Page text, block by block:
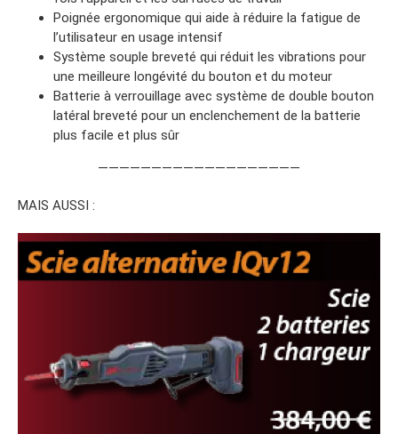
Poignée ergonomique qui aide à réduire la fatigue de
l’utilisateur en usage intensif
Système souple breveté qui réduit les vibrations pour
une meilleure longévité du bouton et du moteur
Batterie à verrouillage avec système de double bouton
latéral breveté pour un enclenchement de la batterie
plus facile et plus sûr
———————————————————
MAIS AUSSI :